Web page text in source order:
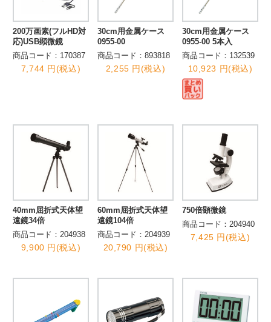
200万画素(フルHD対
応)USB顕微鏡
商品コード：170387
7,744 円(税込)
30cm用金属ケース
0955-00
商品コード：893818
2,255 円(税込)
30cm用金属ケース
0955-00 5本入
商品コード：132539
10,923 円(税込)
40mm屈折式天体望
遠鏡34倍
商品コード：204938
9,900 円(税込)
60mm屈折式天体望
遠鏡104倍
商品コード：204939
20,790 円(税込)
750倍顕微鏡
商品コード：204940
7,425 円(税込)